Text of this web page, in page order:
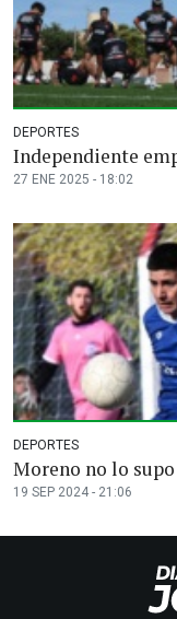
DEPORTES
Independiente
27 ENE 2025 - 18:02
DEPORTES
Moreno no lo
19 SEP 2024 - 21:06